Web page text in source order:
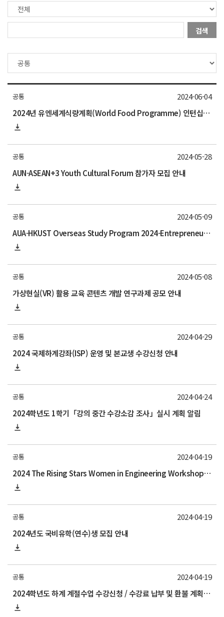
검색
공통
2024년 유엔세계식량계획(World Food Programme) 인턴십 프로그램 참가자 모집 안내
2024-06-04
공통
AUN-ASEAN+3 Youth Cultural Forum 참가자 모집 안내
2024-05-28
공통
AUA-HKUST Overseas Study Program 2024-Entrepreneurship Bootcamp 참가자 모집 안내
2024-05-09
공통
가상현실(VR) 활용 교육 콘텐츠 개발 연구과제 공모 안내
2024-05-08
공통
2024 국제하계강좌(ISP) 운영 및 본교생 수강신청 안내
2024-04-29
공통
2024학년도 1학기「강의 중간 수강소감 조사」실시 계획 알림
2024-04-24
공통
2024 The Rising Stars Women in Engineering Workshop 참가자 추천 요청
2024-04-19
공통
2024년도 국비유학(연수)생 모집 안내
2024-04-19
공통
2024학년도 하계 계절수업 수강신청 / 수강료 납부 및 환불 계획 안내
2024-04-19